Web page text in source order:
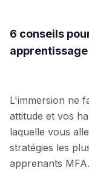
6 conseils
L'immersion ne
attitude et vos
laquelle vous
stratégies les
apprenants MFA.